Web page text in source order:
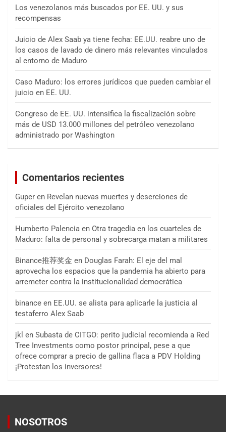
Los venezolanos más buscados por EE. UU. y sus
recompensas
Juicio de Alex Saab ya tiene fecha: EE.UU. reabre uno de
los casos de lavado de dinero más relevantes vinculados
al entorno de Maduro
Caso Maduro: los errores jurídicos que pueden cambiar el
juicio en EE. UU.
Congreso de EE. UU. intensifica la fiscalización sobre
más de USD 13.000 millones del petróleo venezolano
administrado por Washington
Comentarios recientes
Guper en Revelan nuevas muertes y deserciones de
oficiales del Ejército venezolano
Humberto Palencia en Otra tragedia en los cuarteles de
Maduro: falta de personal y sobrecarga matan a militares
Binance推荐奖金 en Douglas Farah: El eje del mal
aprovecha los espacios que la pandemia ha abierto para
arremeter contra la institucionalidad democrática
binance en EE.UU. se alista para aplicarle la justicia al
testaferro Alex Saab
jkl en Subasta de CITGO: perito judicial recomienda a Red
Tree Investments como postor principal, pese a que
ofrece comprar a precio de gallina flaca a PDV Holding
¡Protestan los inversores!
NOSOTROS